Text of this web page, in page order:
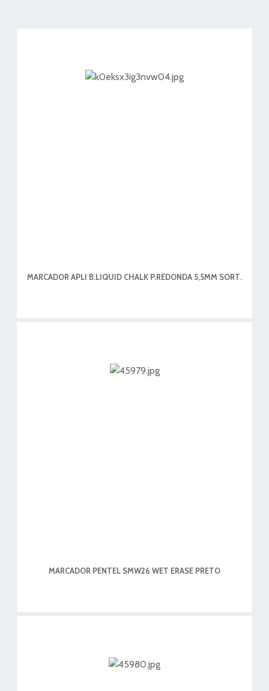
MARCADOR APLI B.LIQUID CHALK P.REDONDA 5,5MM SORT.
MARCADOR PENTEL SMW26 WET ERASE PRETO